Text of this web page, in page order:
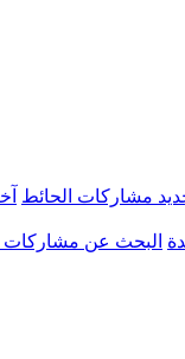
مشاركات الحائط
البحث عن